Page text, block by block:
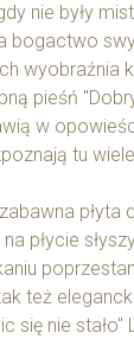
nie były
bogactwo
wyobraźnia
pieśń
w
tu
na płycie
też
się nie